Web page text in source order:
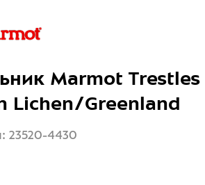
Marmot Trestles
Lichen/Greenland
23520-4430